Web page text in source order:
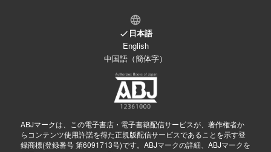
日本語
English
中国語（簡体字）
ABJマークは、この電子書店・電子書籍配信サービスが、著作権者か
らコンテンツ使用許諾を得た正規版配信サービスであることを示す登
録商標(登録番号 第6091713号)です。ABJマークの詳細、ABJマークを